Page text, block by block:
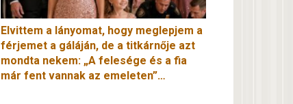
Elvittem a lányomat, hogy meglepjem a
férjemet a gáláján, de a titkárnője azt
mondta nekem: „A felesége és a fia
már fent vannak az emeleten”…